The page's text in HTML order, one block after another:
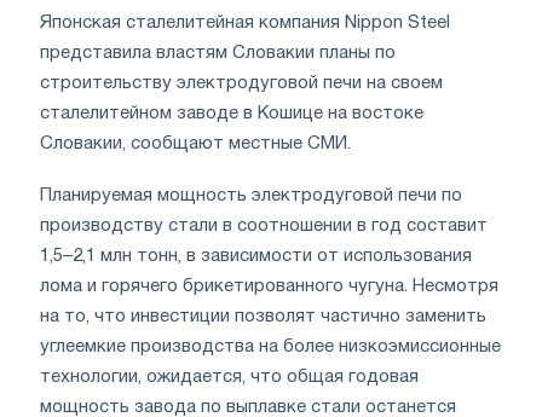
Японская сталелитейная компания Nippon Steel
представила властям Словакии планы по
строительству электродуговой печи на своем
сталелитейном заводе в Кошице на востоке
Словакии, сообщают местные СМИ.
Планируемая мощность электродуговой печи по
производству стали в соотношении в год составит
1,5–2,1 млн тонн, в зависимости от использования
лома и горячего брикетированного чугуна. Несмотря
на то, что инвестиции позволят частично заменить
углеемкие производства на более низкоэмиссионные
технологии, ожидается, что общая годовая
мощность завода по выплавке стали останется